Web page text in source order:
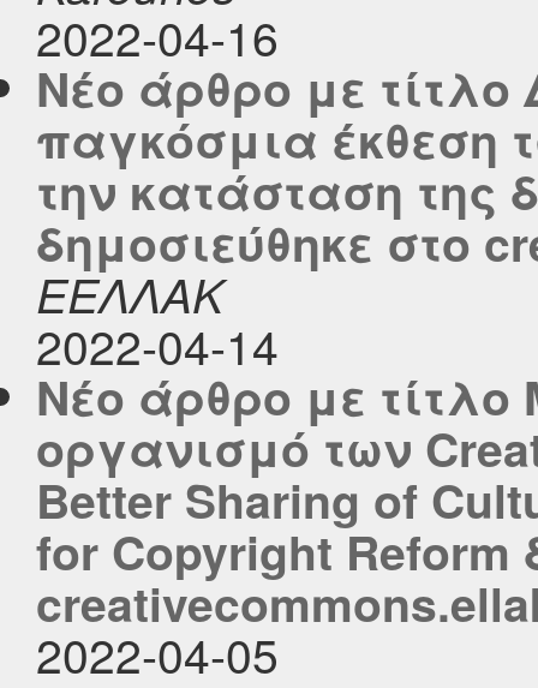
2022-04-16
Νέο άρθρο με τίτλο
παγκόσμια έκθεση
την κατάσταση της
δημοσιεύθηκε στο
ΕΕΛΛΑΚ
2022-04-14
Νέο άρθρο με
οργανισμό των
Better Sharing of
for Copyright Reform
2022-04-05